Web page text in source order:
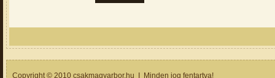
Copyright © 2010 csakmagyarbor.hu I Minden jog fentartva!